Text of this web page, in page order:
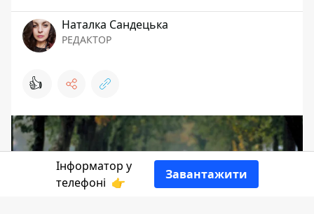
Наталка Сандецька
РЕДАКТОР
👍
Інформатор у
телефоні 👉
Завантажити